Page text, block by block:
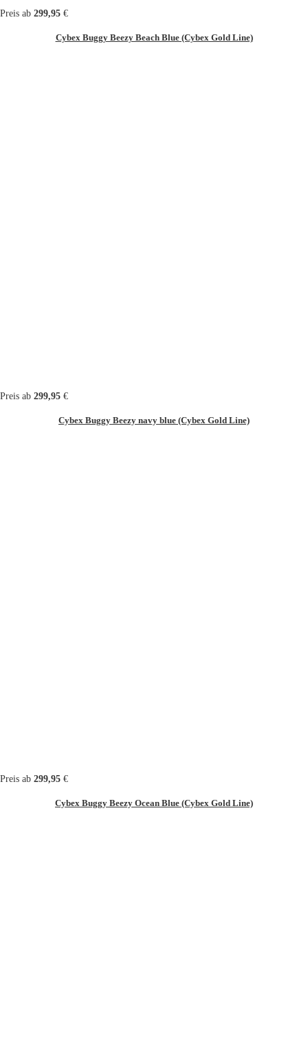
Preis ab 299,95 €
Cybex Buggy Beezy Beach Blue (Cybex Gold Line)
Preis ab 299,95 €
Cybex Buggy Beezy navy blue (Cybex Gold Line)
Preis ab 299,95 €
Cybex Buggy Beezy Ocean Blue (Cybex Gold Line)